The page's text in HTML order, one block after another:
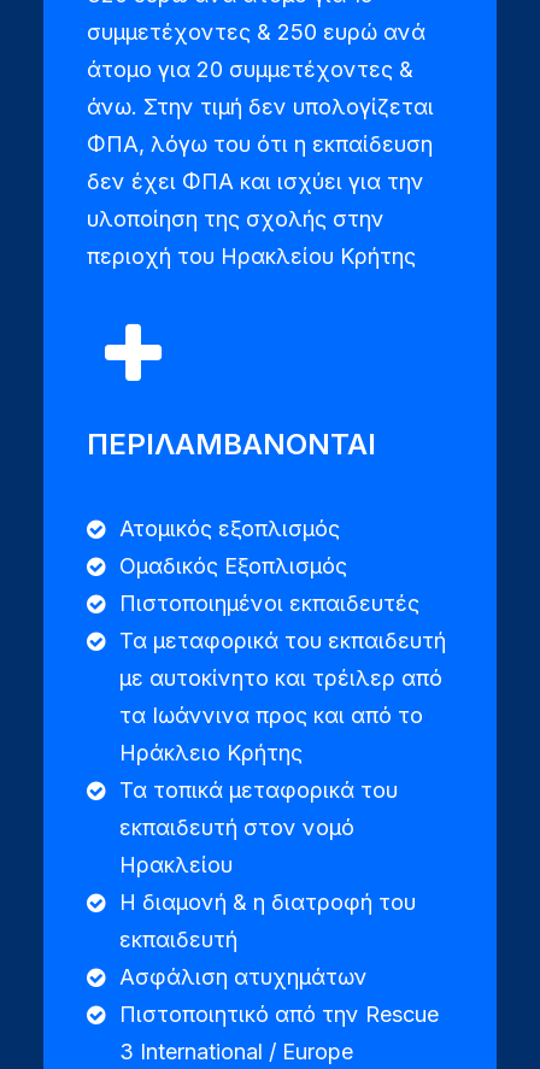
συμμετέχοντες & 250 ευρώ ανά
άτομο για 20 συμμετέχοντες &
άνω. Στην τιμή δεν υπολογίζεται
ΦΠΑ, λόγω του ότι η εκπαίδευση
δεν έχει ΦΠΑ και ισχύει για την
υλοποίηση της σχολής στην
περιοχή του Ηρακλείου Κρήτης
ΠΕΡΙΛΑΜΒΑΝΟΝΤΑΙ
Ατομικός εξοπλισμός
Ομαδικός Εξοπλισμός
Πιστοποιημένοι εκπαιδευτές
Τα μεταφορικά του εκπαιδευτή
με αυτοκίνητο και τρέιλερ από
τα Ιωάννινα προς και από το
Ηράκλειο Κρήτης
Τα τοπικά μεταφορικά του
εκπαιδευτή στον νομό
Ηρακλείου
Η διαμονή & η διατροφή του
εκπαιδευτή
Ασφάλιση ατυχημάτων
Πιστοποιητικό από την Rescue
3 International / Europe